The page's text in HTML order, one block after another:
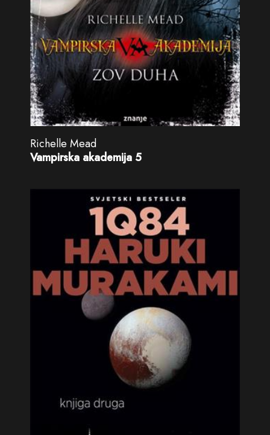
Richelle Mead
Vampirska akademija 5